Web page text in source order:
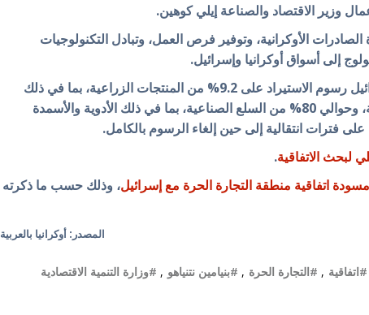
وزير الاقتصاد والصناعة إيلي كوهين.
الأوكرانية، وتوفير فرص العمل، وتبادل التكنولوجيات
إلى أسواق أوكرانيا وإسرائيل.
وبعد دخول الاتفاقية حيز التنفيذ، ستلغي إسرائيل رسوم الاستيراد على 9.2% من المنتجات الزراعية، بما في ذلك
الأسماك والزيوت النباتية والخضروات المعلبة، وحوالي 80% من السلع الصناعية، بما في ذلك الأدوية والأسمدة
على فترات انتقالية إلى حين إلغاء الرسوم بالكامل.
لبحث الاتفاقية.
اتفاقية منطقة التجارة الحرة مع إسرائيل، وذلك حسب ما ذكرته
المصدر: أوكرانيا بالعربية
#اتفاقية , #التجارة الحرة , #بنيامين نتنياهو , #وزارة التنمية الاقتصادية